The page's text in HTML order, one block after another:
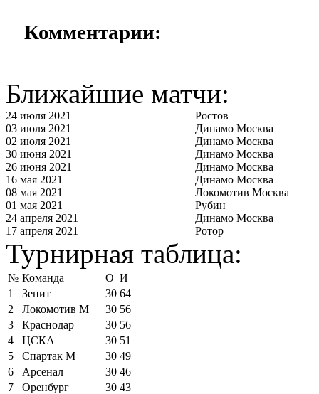
Комментарии:
Ближайшие матчи:
24 июля 2021
Ростов
03 июля 2021
Динамо Москва
02 июля 2021
Динамо Москва
30 июня 2021
Динамо Москва
26 июня 2021
Динамо Москва
16 мая 2021
Динамо Москва
08 мая 2021
Локомотив Москва
01 мая 2021
Рубин
24 апреля 2021
Динамо Москва
17 апреля 2021
Ротор
Турнирная таблица:
№ Команда О И
1
Зенит 30 64
2
Локомотив М 30 56
3
Краснодар 30 56
4
ЦСКА 30 51
5
Спартак М 30 49
6
Арсенал 30 46
7
Оренбург 30 43